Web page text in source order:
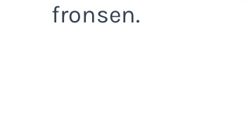
fronsen.